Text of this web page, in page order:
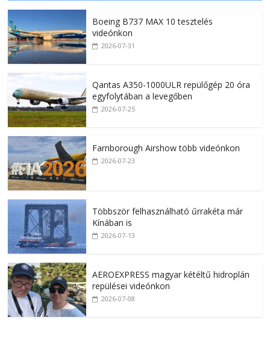
Boeing B737 MAX 10 tesztelés
videónkon
2026-07-31
Qantas A350-1000ULR repülőgép 20 óra
egyfolytában a levegőben
2026-07-25
Farnborough Airshow több videónkon
2026-07-23
Többször felhasználható űrrakéta már
Kínában is
2026-07-13
AEROEXPRESS magyar kétéltű hidroplán
repülései videónkon
2026-07-08